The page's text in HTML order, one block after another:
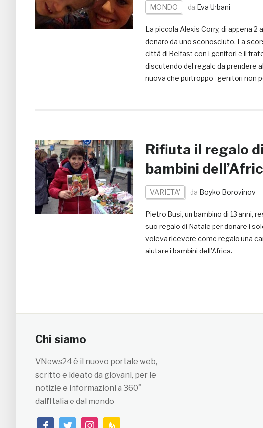
MONDO da Eva Urbani
La piccola Alexis Corry, di appena
denaro da uno sconosciuto. La
città di Belfast con i genitori e il
discutendo del regalo da prendere
nuova che purtroppo i genitori non
Rifiuta il regalo
bambini
VARIETA' da Boyko Borovinov
Pietro Busi, un bambino di 13 anni,
suo regalo di Natale per donare i
voleva ricevere come regalo una
aiutare i bambini dell’Africa.
Chi siamo
VNews24 è il nuovo portale web,
scritto e ideato da giovani, per le
notizie e informazioni a 360°
dall’Italia e dal mondo
facebooktwitterinstagramfeedburner